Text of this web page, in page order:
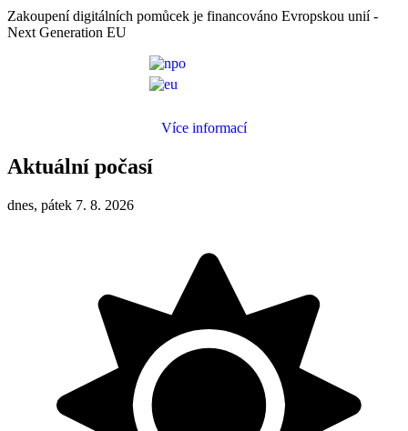
Zakoupení digitálních pomůcek je financováno Evropskou unií -
Next Generation EU
Více informací
Aktuální počasí
dnes, pátek 7. 8. 2026